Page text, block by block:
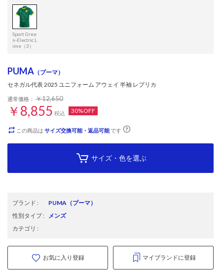
Sport Gree
n-Electric L
ime（3）
PUMA （プーマ）
セネガル代表 2025 ユニフォーム アウェイ 半袖 レプリカ
通常価格： ￥12,650
￥8,855 税込 30%OFF
この商品は サイズ交換可能・返品可能です
サイズ・色を選ぶ
ブランド : PUMA （プーマ）
性別タイプ: メンズ
カテゴリ :
お気に入り登録 マイブランドに登録